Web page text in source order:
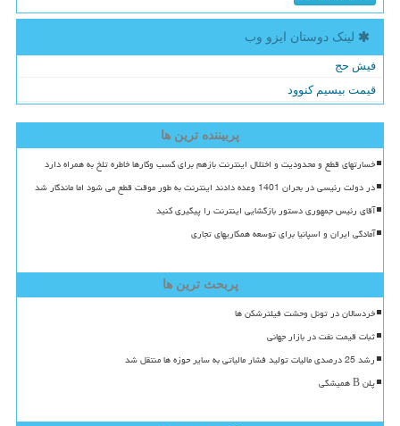
لینک دوستان ایزو وب
فیش حج
قیمت بیسیم کنوود
پربیننده ترین ها
خسارتهای قطع و محدودیت و اختلال اینترنت بازهم برای کسب وکارها خاطره تلخ به همراه دارد
در دولت رئیسی در بحران 1401 وعده دادند اینترنت به طور موقت قطع می شود اما ماندگار شد
آقای رئیس جمهوری دستور بازگشایی اینترنت را پیگیری کنید
آمادگی ایران و اسپانیا برای توسعه همکاریهای تجاری
پربحث ترین ها
خردسالان در تونل وحشت فیلترشکن ها
ثبات قیمت نفت در بازار جهانی
رشد 25 درصدی مالیات تولید فشار مالیاتی به سایر حوزه ها منتقل شد
پلن B همیشگی